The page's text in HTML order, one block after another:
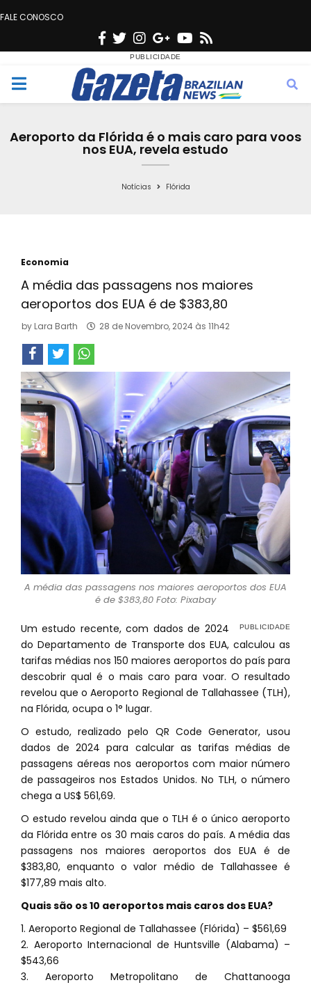
FALE CONOSCO
F
c
e
o
T
w
i
t
e
n
s
t
g
r
a
G
o
o
g
e
Y
u
t
b
s
M
Aeroporto da Flórida é o mais caro para voos
nos EUA, revela estudo
Notícias Flórida
Economia
A média das passagens nos maiores
aeroportos dos EUA é de $383,80
by Lara Barth 28 de Novembro, 2024 às 11h42
A média das passagens nos maiores aeroportos dos EUA
é de $383,80 Foto: Pixabay
Um estudo recente, com dados de 2024
do Departamento de Transporte dos EUA, calculou as
tarifas médias nos 150 maiores aeroportos do país para
descobrir qual é o mais caro para voar. O resultado
revelou que o Aeroporto Regional de Tallahassee (TLH),
na Flórida, ocupa o 1° lugar.
O estudo, realizado pelo QR Code Generator, usou
dados de 2024 para calcular as tarifas médias de
passagens aéreas nos aeroportos com maior número
de passageiros nos Estados Unidos. No TLH, o número
chega a US$ 561,69.
O estudo revelou ainda que o TLH é o único aeroporto
da Flórida entre os 30 mais caros do país. A média das
passagens nos maiores aeroportos dos EUA é de
$383,80, enquanto o valor médio de Tallahassee é
$177,89 mais alto.
Quais são os 10 aeroportos mais caros dos EUA?
1. Aeroporto Regional de Tallahassee (Flórida) – $561,69
2. Aeroporto Internacional de Huntsville (Alabama) –
$543,66
3. Aeroporto Metropolitano de Chattanooga